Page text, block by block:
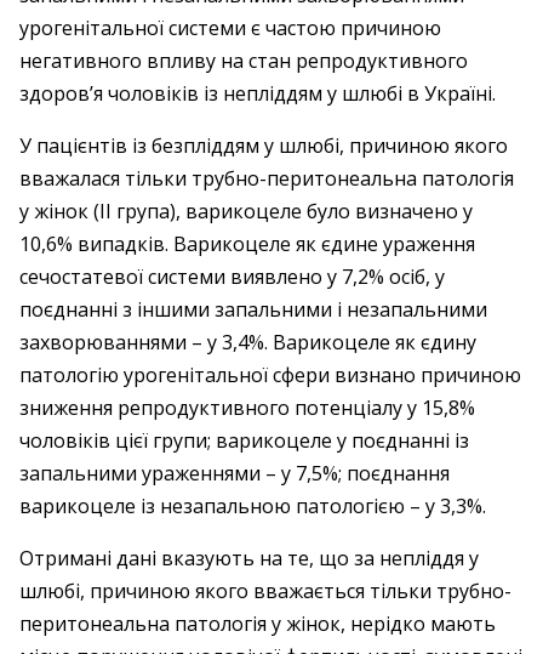
урогенітальної системи є частою причиною
негативного впливу на стан репродуктивного
здоров’я чоловіків із непліддям у шлюбі в Україні.
У пацієнтів із безпліддям у шлюбі, причиною якого
вважалася тільки труб­но-перитонеальна патологія
у жінок (ІІ група), варикоцеле було визначено у
10,6% випадків. Варикоцеле як єдине ураження
сечостатевої системи виявлено у 7,2% осіб, у
поєднанні з іншими запальними і незапальними
захворюваннями – ​у 3,4%. Варикоцеле як єдину
патологію урогенітальної сфери визнано причиною
зниження репродуктивного потенціалу у 15,8%
чоловіків цієї групи; варикоцеле у поєднанні із
запальними ураженнями – ​у 7,5%; поєднання
варикоцеле із незапальною патологією – ​у 3,3%.
Отримані дані вказують на те, що за непліддя у
шлюбі, причиною якого вважається тільки трубно-
перитонеальна патологія у жінок, нерідко мають